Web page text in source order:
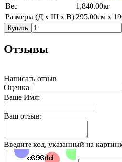
Вес
1,840.00кг
Размеры (Д х Ш х В) 295.00см x
Купить
Отзывы
Написать отзыв
Оценка:
Ваше Имя:
Ваш отзыв:
Введите код, указанный на